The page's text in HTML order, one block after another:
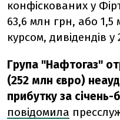
конфіскованих у
63,6 млн грн, або
курсом, дивідендів у
Група "Нафтогаз"
(252 млн євро)
прибутку за
повідомила